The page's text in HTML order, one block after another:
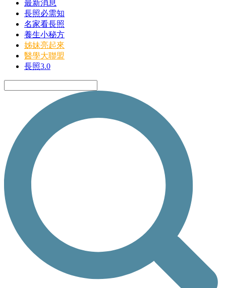
最新消息
長照必需知
名家看長照
養生小秘方
姊妹亮起來
醫學大聯盟
長照3.0